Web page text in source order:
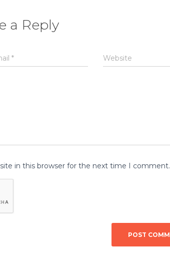
a Reply
* Website
in this browser for the next time I comment.